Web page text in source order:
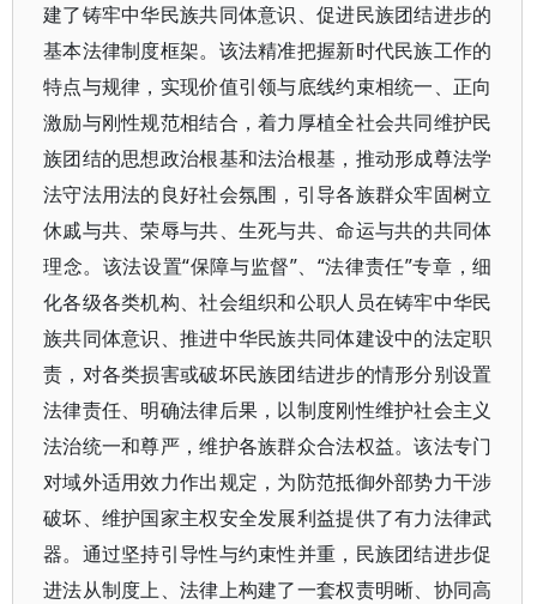
建了铸牢中华民族共同体意识、促进民族团结进步的
基本法律制度框架。该法精准把握新时代民族工作的
特点与规律，实现价值引领与底线约束相统一、正向
激励与刚性规范相结合，着力厚植全社会共同维护民
族团结的思想政治根基和法治根基，推动形成尊法学
法守法用法的良好社会氛围，引导各族群众牢固树立
休戚与共、荣辱与共、生死与共、命运与共的共同体
理念。该法设置“保障与监督”、“法律责任”专章，细
化各级各类机构、社会组织和公职人员在铸牢中华民
族共同体意识、推进中华民族共同体建设中的法定职
责，对各类损害或破坏民族团结进步的情形分别设置
法律责任、明确法律后果，以制度刚性维护社会主义
法治统一和尊严，维护各族群众合法权益。该法专门
对域外适用效力作出规定，为防范抵御外部势力干涉
破坏、维护国家主权安全发展利益提供了有力法律武
器。通过坚持引导性与约束性并重，民族团结进步促
进法从制度上、法律上构建了一套权责明晰、协同高